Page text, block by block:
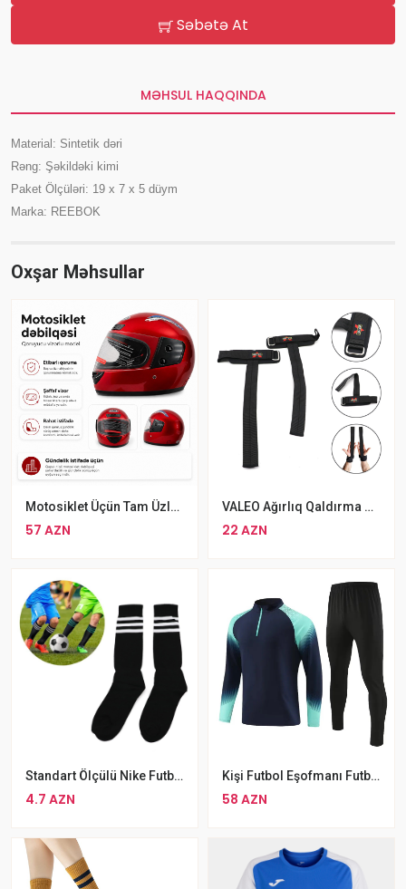
Səbətə At
MƏHSUL HAQQINDA
Material: Sintetik dəri
Rəng: Şəkildəki kimi
Paket Ölçüləri: 19 x 7 x 5 düym
Marka: REEBOK
Oxşar Məhsullar
Motosiklet Üçün Tam Üzlü Kask
57 AZN
VALEO Ağırlıq Qaldırma Üçün Lamka Qara Rengli Cüt
22 AZN
Standart Ölçülü Nike Futbol Çorabı Rengli Sade Corabları
4.7 AZN
Kişi Futbol Eşofmanı Futbol Məşqləri Üçün Yay Qış İdman Geyimləri
58 AZN